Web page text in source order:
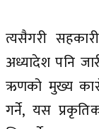
त्यसैगरी
अध्यादेश पनि
ऋणको मुख्य
गर्ने, यस